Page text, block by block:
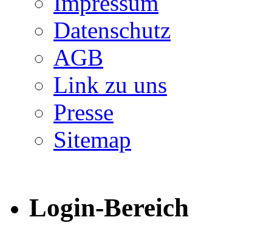
Datenschutz
AGB
Link zu uns
Presse
Sitemap
Login-Bereich